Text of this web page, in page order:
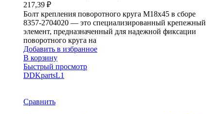
217,39 ₽
Болт крепления поворотного круга М18х45 в сборе
8357-2704020 — это специализированный крепежный
элемент, предназначенный для надежной фиксации
поворотного круга на
Добавить в избранное
В корзину
Быстрый просмотр
DDKpartsL1
Сравнить